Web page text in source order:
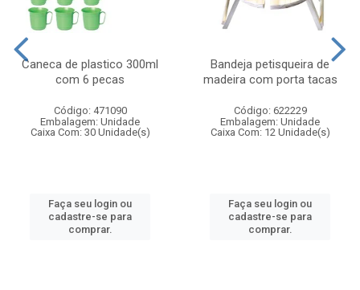
Caneca de plastico 300ml
com 6 pecas
Código: 471090
Embalagem: Unidade
Caixa Com: 30 Unidade(s)
Faça seu login ou
cadastre-se para
comprar.
Bandeja petisqueira de
madeira com porta tacas
Código: 622229
Embalagem: Unidade
Caixa Com: 12 Unidade(s)
Faça seu login ou
cadastre-se para
comprar.